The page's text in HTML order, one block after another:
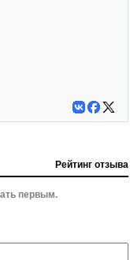
Рейтинг отзыва
первым.